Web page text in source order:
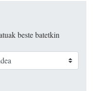
beste batetkin